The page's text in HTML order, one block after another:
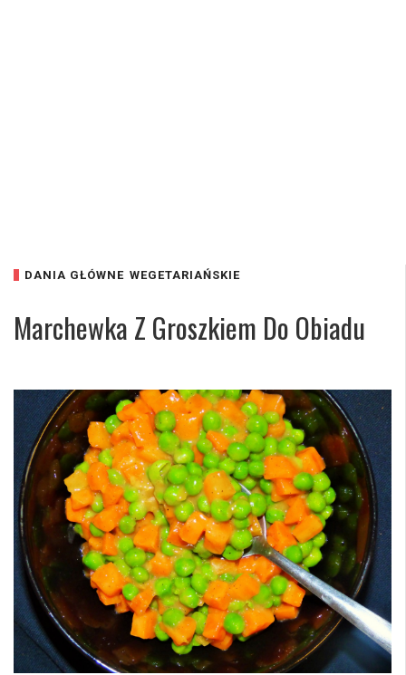
DANIA GŁÓWNE WEGETARIAŃSKIE
Marchewka Z Groszkiem Do Obiadu